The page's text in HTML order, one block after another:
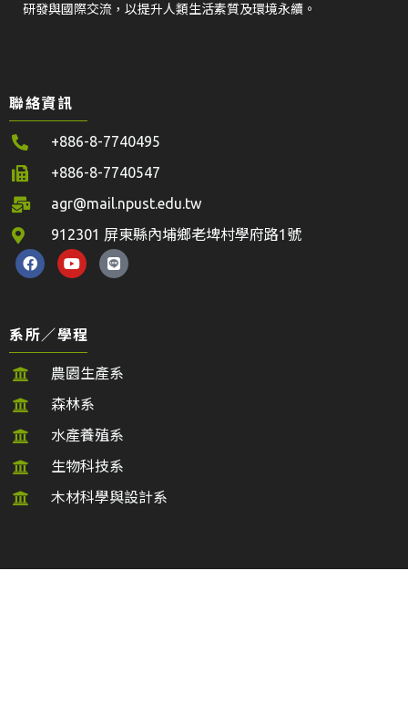
研發與國際交流，以提升人類生活素質及環境永續。
聯絡資訊
+886-8-7740495
+886-8-7740547
agr@mail.npust.edu.tw
912301 屏東縣內埔鄉老埤村學府路1號
系所／學程
農園生產系
森林系
水產養殖系
生物科技系
木材科學與設計系
系所／學程